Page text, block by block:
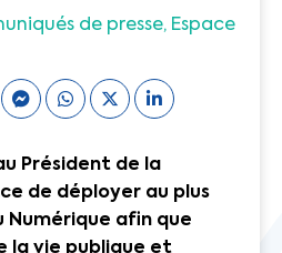
de presse Espace
Président de la
de déployer au plus
Numérique afin que
la vie publique et